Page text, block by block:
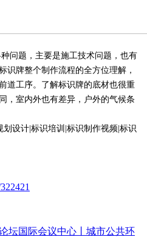
问题，主要是施工技术问题，也有
识牌整个制作流程的全方位理解，
道工序。了解标识牌的底材也很重
，室内外也有差异，户外的气候条
坛国际会议中心丨城市公共环